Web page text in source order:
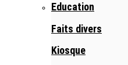
Education
Faits divers
Kiosque